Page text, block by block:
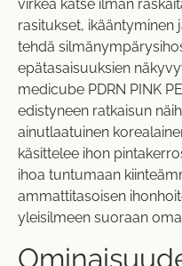
virkeä katse ilman
rasitukset, ikääntyminen
tehdä
epätasaisuuksien
medicube PDRN PINK
edistyneen ratkaisun
ainutlaatuinen
käsittelee ihon
ihoa tuntumaan
ammattitasoisen
yleisilmeen suoraan